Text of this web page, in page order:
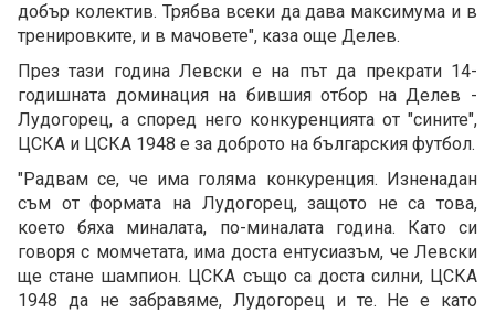
добър колектив. Трябва всеки да дава максимума и в
тренировките, и в мачовете", каза още Делев.
През тази година Левски е на път да прекрати 14-
годишната доминация на бившия отбор на Делев -
Лудогорец, а според него конкуренцията от "сините",
ЦСКА и ЦСКА 1948 е за доброто на българския футбол.
"Радвам се, че има голяма конкуренция. Изненадан
съм от формата на Лудогорец, защото не са това,
което бяха миналата, по-миналата година. Като си
говоря с момчетата, има доста ентусиазъм, че Левски
ще стане шампион. ЦСКА също са доста силни, ЦСКА
1948 да не забравяме, Лудогорец и те. Не е като